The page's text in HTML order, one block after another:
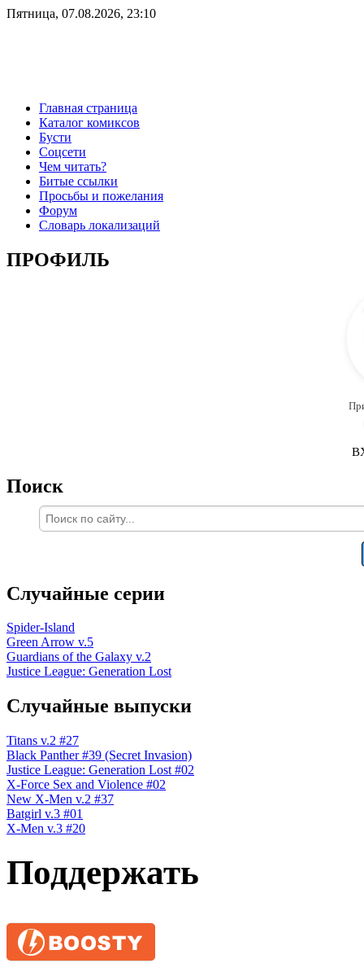
Пятница, 07.08.2026, 23:10
Главная страница
Каталог комиксов
Бусти
Соцсети
Чем читать?
Битые ссылки
Просьбы и пожелания
Форум
Словарь локализаций
ПРОФИЛЬ
Поиск
Случайные серии
Spider-Island
Green Arrow v.5
Guardians of the Galaxy v.2
Justice League: Generation Lost
Случайные выпуски
Titans v.2 #27
Black Panther #39 (Secret Invasion)
Justice League: Generation Lost #02
X-Force Sex and Violence #02
New X-Men v.2 #37
Batgirl v.3 #01
X-Men v.3 #20
Поддержать